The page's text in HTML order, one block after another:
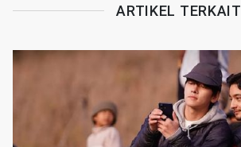
ARTIKEL TERKAIT